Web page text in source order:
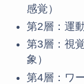
感覚）
第2層：運
第3層：視
象）
第4層：ワ